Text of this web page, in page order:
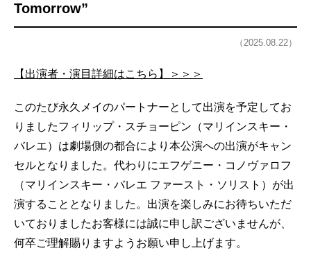
Tomorrow”
（2025.08.22）
【出演者・演目詳細はこちら】＞＞＞
このたび永久メイのパートナーとして出演を予定してお
りましたフィリップ・スチョーピン（マリインスキー・
バレエ）は劇場側の都合により本公演への出演がキャン
セルとなりました。代わりにエフゲニー・コノヴァロフ
（マリインスキー・バレエ ファースト・ソリスト）が出
演することとなりました。出演を楽しみにお待ちいただ
いておりましたお客様には誠に申し訳ございませんが、
何卒ご理解賜りますようお願い申し上げます。